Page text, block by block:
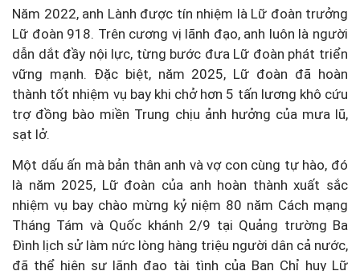
Năm 2022, anh Lành được tín nhiệm là Lữ đoàn trưởng
Lữ đoàn 918. Trên cương vị lãnh đạo, anh luôn là người
dẫn dắt đầy nội lực, từng bước đưa Lữ đoàn phát triển
vững mạnh. Đặc biệt, năm 2025, Lữ đoàn đã hoàn
thành tốt nhiệm vụ bay khi chở hơn 5 tấn lương khô cứu
trợ đồng bào miền Trung chịu ảnh hưởng của mưa lũ,
sạt lở.
Một dấu ấn mà bản thân anh và vợ con cùng tự hào, đó
là năm 2025, Lữ đoàn của anh hoàn thành xuất sắc
nhiệm vụ bay chào mừng kỷ niệm 80 năm Cách mạng
Tháng Tám và Quốc khánh 2/9 tại Quảng trường Ba
Đình lịch sử làm nức lòng hàng triệu người dân cả nước,
đã thể hiện sự lãnh đạo tài tình của Ban Chỉ huy Lữ